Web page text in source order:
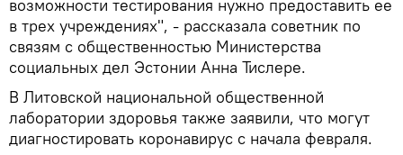
возможности тестирования нужно предоставить ее
в трех учреждениях", - рассказала советник по
связям с общественностью Министерства
социальных дел Эстонии Анна Тислере.
В Литовской национальной общественной
лаборатории здоровья также заявили, что могут
диагностировать коронавирус с начала февраля.